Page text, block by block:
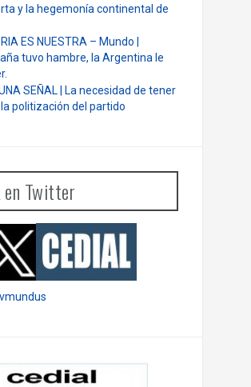
y la hegemonía continental de
ES NUESTRA – Mundo |
tuvo hambre, la Argentina le
SEÑAL | La necesidad de tener
politización del partido
en Twitter